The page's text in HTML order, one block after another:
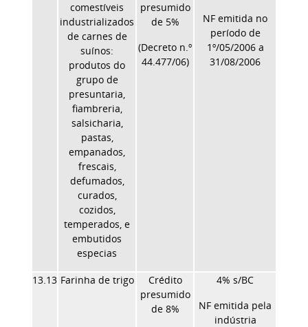
comestíveis
industrializados
de carnes de
suínos:
produtos do
grupo de
presuntaria,
fiambreria,
salsicharia,
pastas,
empanados,
frescais,
defumados,
curados,
cozidos,
temperados, e
embutidos
especias
presumido
de 5%
(Decreto n.º
44.477/06)
NF emitida no
período de
1º/05/2006 a
31/08/2006
13.13 Farinha de trigo
Crédito
presumido
de 8%
4% s/BC
NF emitida pela
indústria